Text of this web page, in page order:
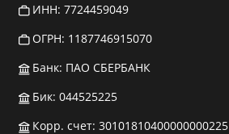
ИНН: 7724459049
ОГРН: 1187746915070
Банк: ПАО СБЕРБАНК
Бик: 044525225
Корр. счет: 30101810400000000225